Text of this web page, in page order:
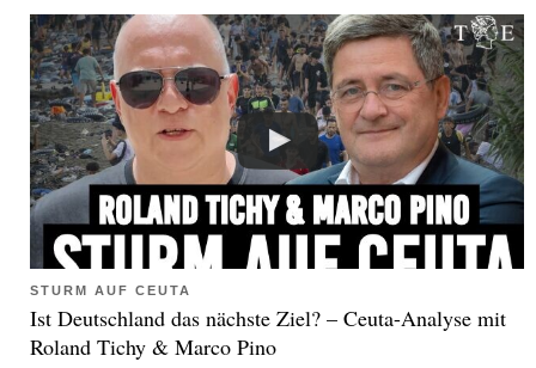
STURM AUF CEUTA
Ist Deutschland das nächste Ziel? – Ceuta-Analyse mit
Roland Tichy & Marco Pino